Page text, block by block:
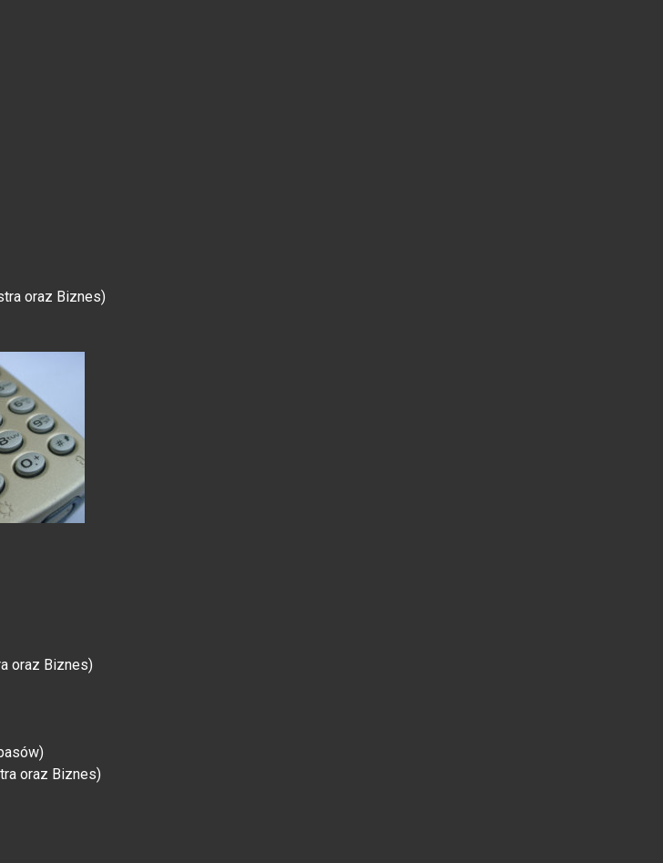
oraz Biznes)
oraz Biznes)
oraz Biznes)